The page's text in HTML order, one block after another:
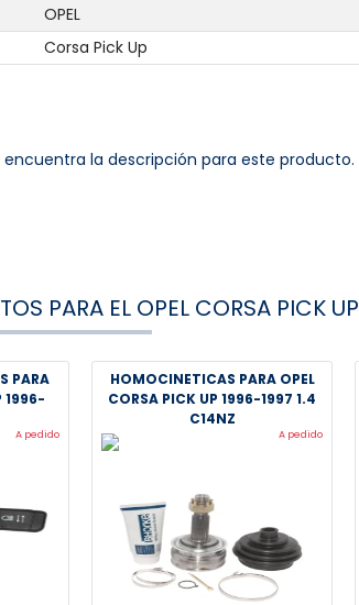
OPEL
Corsa Pick Up
la descripción para este producto.
PARA EL OPEL CORSA PICK UP
PARA
1996-
A pedido
HOMOCINETICAS PARA OPEL
CORSA PICK UP 1996-1997 1.4
C14NZ
A pedido